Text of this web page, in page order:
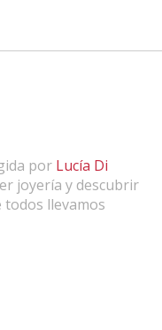
por Lucía Di
joyería y descubrir
llevamos